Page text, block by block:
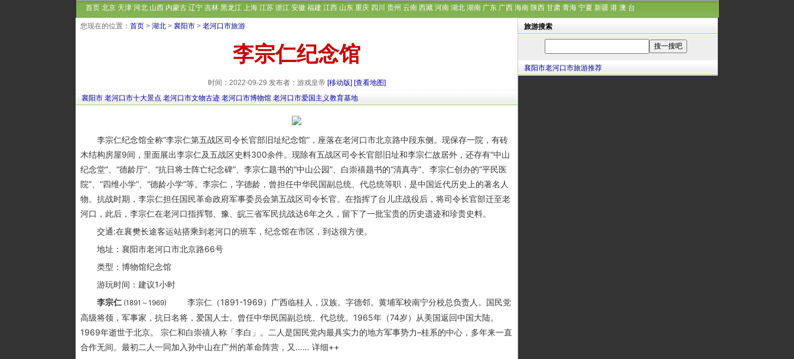
首页 北京 天津 河北 山西 内蒙古 辽宁 吉林 黑龙江 上海 江苏 浙江 安徽 福建 江西 山东 重庆 四川 贵州 云南 西藏 河南 湖北 湖南 广东 广西 海南 陕西 甘肃 青海 宁夏 新疆 港 澳 台
您现在的位置： 首页 > 湖北 > 襄阳市 > 老河口市旅游
李宗仁纪念馆
时间：2022-09-29 发布者：游戏皇帝 [移动版] [查看地图]
襄阳市 老河口市十大景点 老河口市文物古迹 老河口市博物馆 老河口市爱国主义教育基地
李宗仁纪念馆全称“李宗仁第五战区司令长官部旧址纪念馆”，座落在老河口市北京路中段东侧。现保存一院，有砖
木结构房屋9间，里面展出李宗仁及五战区史料300余件。现除有五战区司令长官部旧址和李宗仁故居外，还存有“中山
纪念堂”、“德龄厅”、“抗日将士阵亡纪念碑”、李宗仁题书的“中山公园”、白崇禧题书的“清真寺”、李宗仁创办的“平民医
院”、“四维小学”、“德龄小学”等。李宗仁，字德龄，曾担任中华民国副总统、代总统等职，是中国近代历史上的著名人
物。抗战时期，李宗仁担任国民革命政府军事委员会第五战区司令长官。在指挥了台儿庄战役后，将司令长官部迁至老
河口，此后，李宗仁在老河口指挥鄂、豫、皖三省军民抗战达6年之久，留下了一批宝贵的历史遗迹和珍贵史料。
交通:在襄樊长途客运站搭乘到老河口的班车，纪念馆在市区，到达很方便。
地址：襄阳市老河口市北京路66号
类型：博物馆纪念馆
游玩时间：建议1小时
李宗仁 (1891～1969)
李宗仁（1891-1969）广西临桂人，汉族。字德邻。黄埔军校南宁分校总负责人。国民党
高级将领，军事家，抗日名将，爱国人士。曾任中华民国副总统、代总统。1965年（74岁）从美国返回中国大陆。
1969年逝世于北京。 宗仁和白崇禧人称「李白」。二人是国民党内最具实力的地方军事势力–桂系的中心，多年来一直
合作无间。最初二人一同加入孙中山在广州的革命阵营，又…… 详细++
旅游搜索
襄阳市老河口市旅游推荐